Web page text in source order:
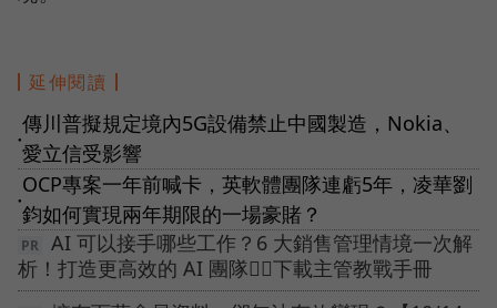
延伸閱讀
●
傳川普擬規定境內5G設備禁止中國製造，Nokia、
愛立信受影響
●
OCP專案一年前喊卡，英軟體團隊連虧5年，凌華劉
鈞如何實現兩年期限的一場豪賭？
AI 可以接手哪些工作？6 大銷售管理情境一次解
析！打造更高效的 AI 團隊👉🏻下載主管教戰手冊